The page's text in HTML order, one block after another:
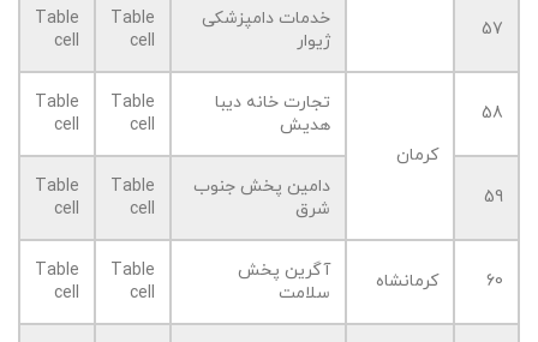
57
خدمات دامپزشکی
ژیوار
Table
cell
Table
cell
58
کرمان
تجارت خانه دیبا
هدیش
Table
cell
Table
cell
59
دامین پخش جنوب
شرق
Table
cell
Table
cell
60 کرمانشاه
آگرین پخش
سلامت
Table
cell
Table
cell